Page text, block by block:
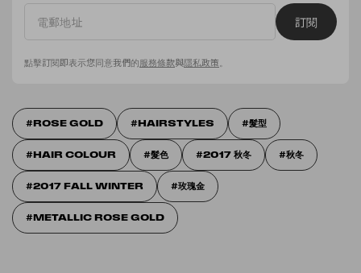
訂閱
點擊訂閱即表示您同意我們的服務條款與隱私政策
ROSE GOLD HAIRSTYLES 髮型
HAIR COLOUR 髮色 2017 秋冬 秋冬
2017 FALL WINTER 玫瑰金
METALLIC ROSE GOLD